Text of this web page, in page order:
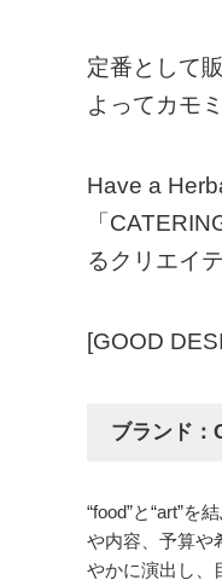
定番として
よってカモ
Have a
「
るクリエイ
[GOOD
ブランド：
“food”と“art”
や内容、予算や
やかに演出し、